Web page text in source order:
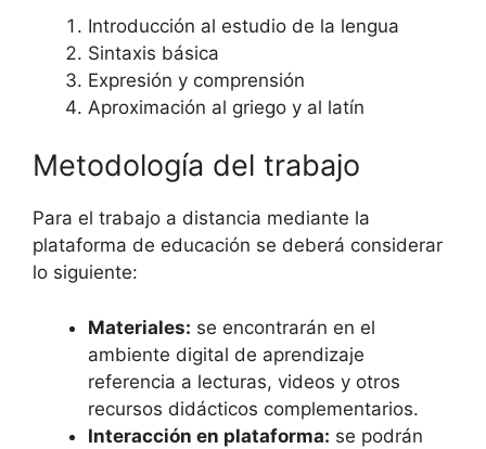
Introducción al estudio de la lengua
Sintaxis básica
Expresión y comprensión
Aproximación al griego y al latín
Metodología del trabajo
Para el trabajo a distancia mediante la
plataforma de educación se deberá considerar
lo siguiente:
Materiales: se encontrarán en el
ambiente digital de aprendizaje
referencia a lecturas, videos y otros
recursos didácticos complementarios.
Interacción en plataforma: se podrán